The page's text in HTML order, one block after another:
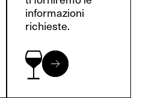
informazioni
richieste.